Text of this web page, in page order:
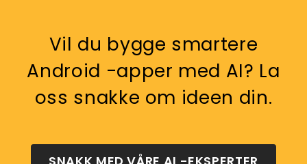
Vil du bygge smartere
Android -apper med AI? La
oss snakke om ideen din.